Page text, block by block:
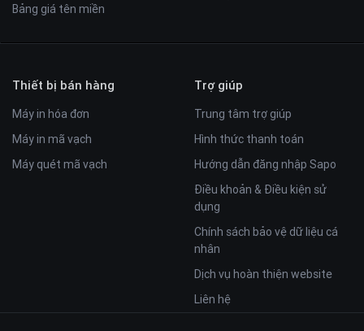
Bảng giá tên miền
Thiết bị bán hàng
Máy in hóa đơn
Máy in mã vạch
Máy quét mã vạch
Trợ giúp
Trung tâm trợ giúp
Hình thức thanh toán
Hướng dẫn đăng nhập Sapo
Điều khoản & Điều kiện sử
dụng
Chính sách bảo vệ dữ liệu cá
nhân
Dịch vụ hoàn thiện website
Liên hệ